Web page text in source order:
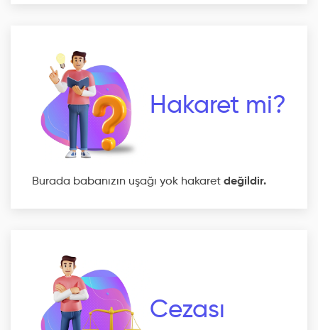
Hakaret mi?
Burada babanızın uşağı yok hakaret değildir.
Cezası